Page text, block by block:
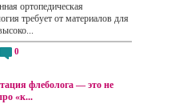
ортопедическая
требует от материалов для
0
флеболога — это не
«к...